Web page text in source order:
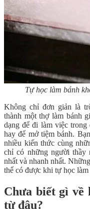
Tự học làm bánh
Không chỉ đơn giản là
thành một thợ làm bánh
dạng để đi làm việc trong
hay để mở tiệm bánh.
nhiều kiến thức cùng
chỉ có những người thầy
nhất và nhanh nhất.
thể có được khi tự học làm
Chưa biết gì về
từ đâu?